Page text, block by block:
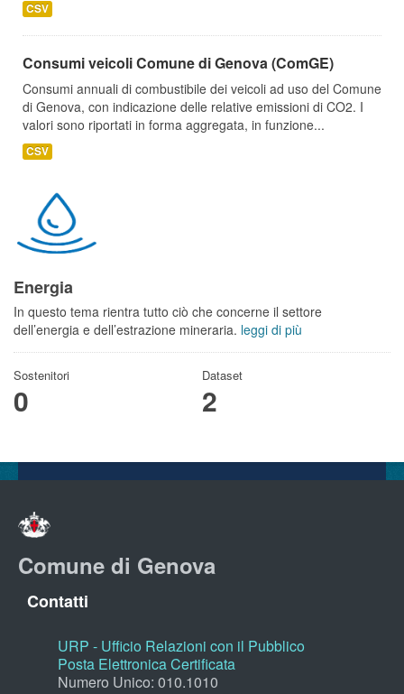
CSV
Consumi veicoli Comune di Genova (ComGE)
Consumi annuali di combustibile dei veicoli ad uso del Comune
di Genova, con indicazione delle relative emissioni di CO2. I
valori sono riportati in forma aggregata, in funzione...
CSV
Energia
In questo tema rientra tutto ciò che concerne il settore
dell’energia e dell’estrazione mineraria. leggi di più
Sostenitori
0
Dataset
2
Comune di Genova
Contatti
URP - Ufficio Relazioni con il Pubblico
Posta Elettronica Certificata
Numero Unico: 010.1010